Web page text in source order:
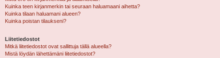
Kuinka teen kirjanmerkin tai seuraan haluamaani aihetta?
Kuinka tilaan haluamani alueen?
Kuinka poistan tilaukseni?
Liitetiedostot
Mitkä liitetiedostot ovat sallittuja tällä alueella?
Mistä löydän lähettämäni liitetiedostot?